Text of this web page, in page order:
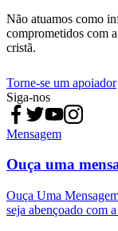
Não atuamos como
comprometidos com
cristã.
Torne-se um apoiador
Siga-nos
Mensagem
Ouça uma
Ouça Uma
seja abençoado com